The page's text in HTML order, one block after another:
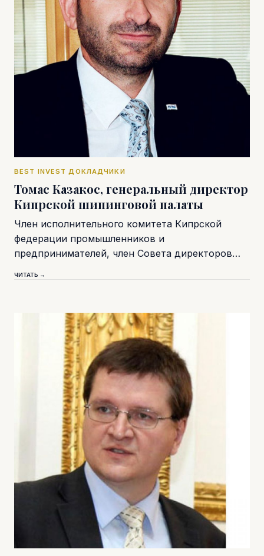
BEST INVEST ДОКЛАДЧИКИ
Томас Казакос, генеральный директор
Кипрской шипинговой палаты
Член исполнительного комитета Кипрской
федерации промышленников и
предпринимателей, член Совета директоров…
ЧИТАТЬ →